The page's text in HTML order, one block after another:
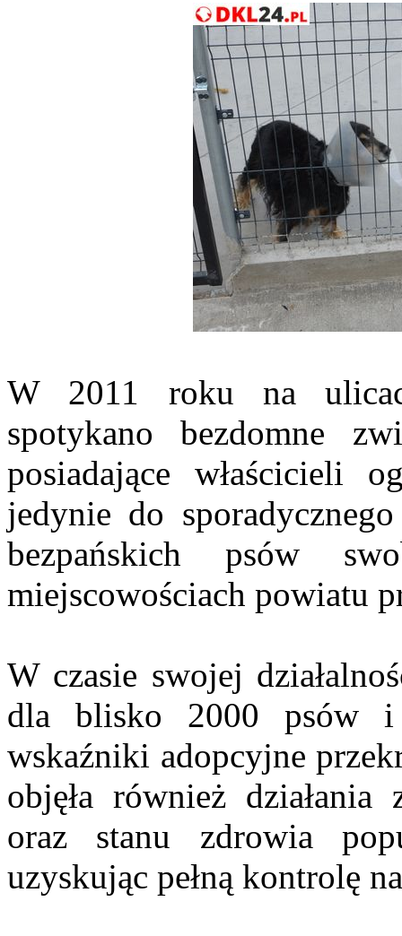
W 2011 roku na
spotykano bezdomne
posiadające właścicieli
jedynie do
bezpańskich psów
miejscowościach powiatu
W czasie swojej
dla blisko 2000 psów i
wskaźniki adopcyjne
objęła również
oraz stanu zdrowia
uzyskując pełną kontrolę